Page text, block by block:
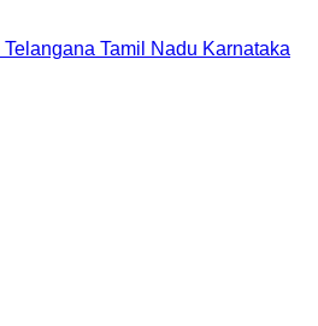
Telangana Tamil Nadu Karnataka